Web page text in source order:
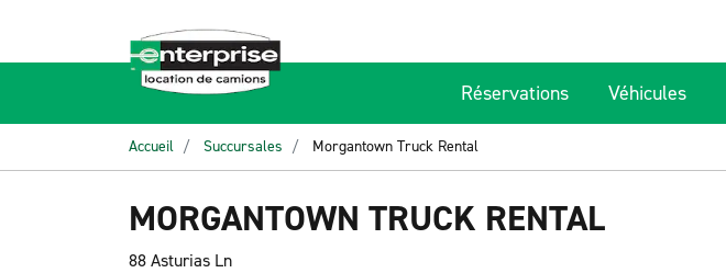
Réservations Véhicules
Accueil Succursales Morgantown Truck Rental
MORGANTOWN TRUCK RENTAL
88 Asturias Ln